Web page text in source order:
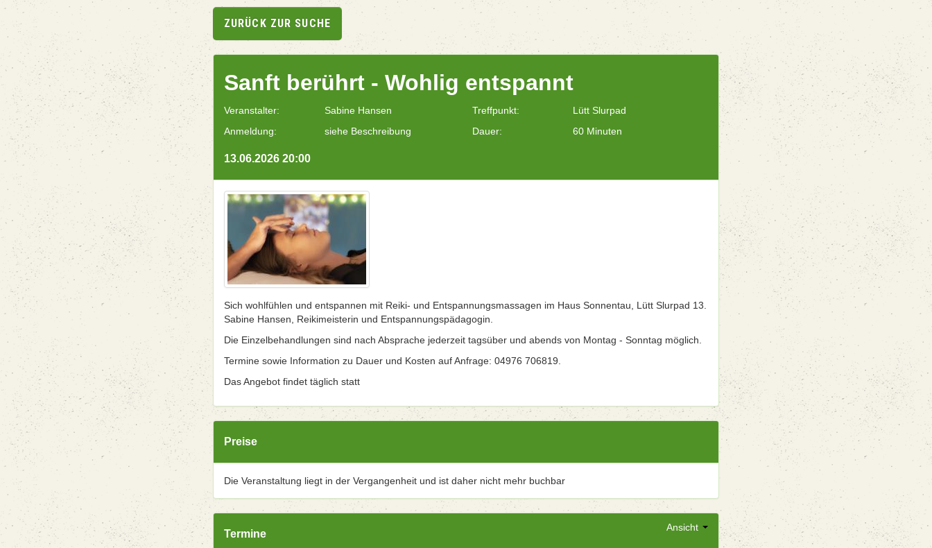
ZURÜCK ZUR SUCHE
Sanft berührt - Wohlig entspannt
Veranstalter: Sabine Hansen Treffpunkt:
Lütt Slurpad
Anmeldung:
siehe Beschreibung Dauer: 60 Minuten
13.06.2026 20:00
Sich wohlfühlen und entspannen mit Reiki- und Entspannungsmassagen im Haus Sonnentau, Lütt Slurpad 13.
Sabine Hansen, Reikimeisterin und Entspannungspädagogin.
Die Einzelbehandlungen sind nach Absprache jederzeit tagsüber und abends von Montag - Sonntag möglich.
Termine sowie Information zu Dauer und Kosten auf Anfrage: 04976 706819.
Das Angebot findet täglich statt
Preise
Die Veranstaltung liegt in der Vergangenheit und ist daher nicht mehr buchbar
Ansicht
Termine